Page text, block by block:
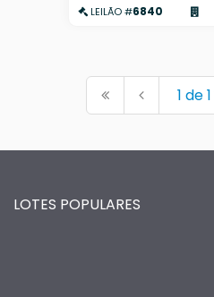
LEILÃO #6840
1 de 1
LOTES POPULARES